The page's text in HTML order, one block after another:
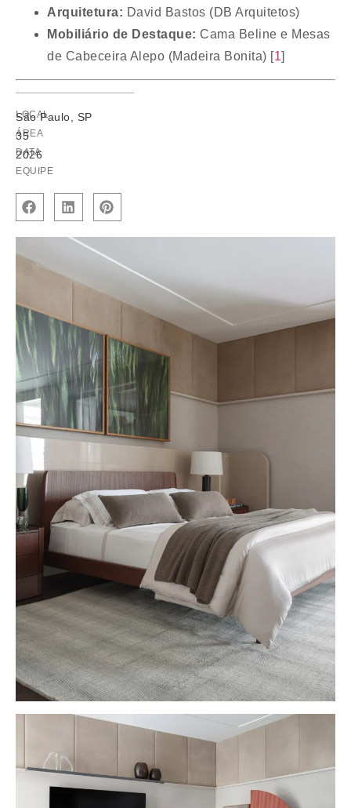
Arquitetura: David Bastos (DB Arquitetos)
Mobiliário de Destaque: Cama Beline e Mesas
de Cabeceira Alepo (Madeira Bonita) [1]
LOCAL
São Paulo, SP
ÁREA
35
DATA
2026
EQUIPE